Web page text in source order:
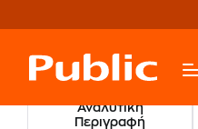
Αναλυτική
Περιγραφή